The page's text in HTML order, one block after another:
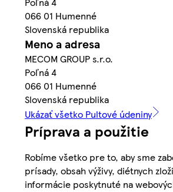
066 01 Humenné
Slovenská republika
Meno a adresa
MECOM GROUP s.r.o.
Poľná 4
066 01 Humenné
Slovenská republika
Ukázať všetko Pultové údeniny
Príprava a použitie
Robíme všetko pre to, aby sme
prísady, obsah výživy, diétnych
informácie poskytnuté na